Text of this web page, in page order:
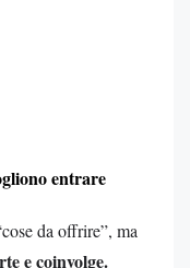
entrare
da offrire”, ma
e coinvolge.